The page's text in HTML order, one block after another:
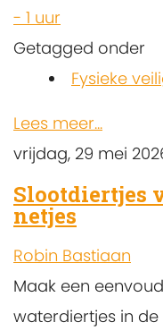
- 1 uur
Getagged onder
Fysieke
Lees meer...
vrijdag, 29 mei
Slootdiertjes
netjes
Robin Bastiaan
Maak een
waterdiertjes in